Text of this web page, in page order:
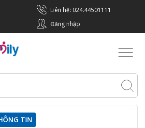
Liên hệ: 024.44501111
Đăng nhập
TIN